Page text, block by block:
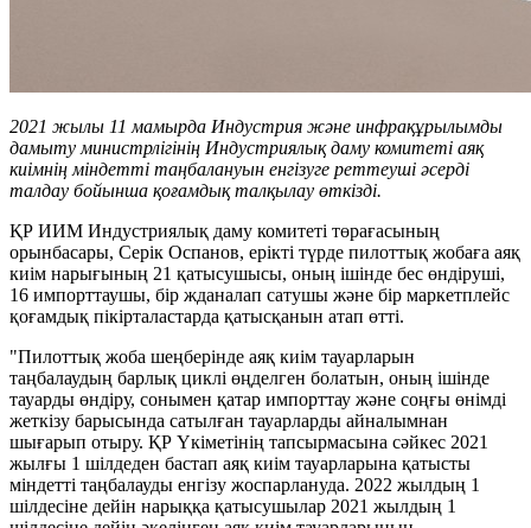
2021 жылы 11 мамырда Индустрия және инфрақұрылымды
дамыту министрлігінің Индустриялық даму комитеті аяқ
киімнің міндетті таңбалануын енгізуге реттеуші әсерді
талдау бойынша қоғамдық талқылау өткізді.
ҚР ИИМ Индустриялық даму комитеті төрағасының
орынбасары, Серік Оспанов, ерікті түрде пилоттық жобаға аяқ
киім нарығының 21 қатысушысы, оның ішінде бес өндіруші,
16 импорттаушы, бір жданалап сатушы және бір маркетплейс
қоғамдық пікірталастарда қатысқанын атап өтті.
"Пилоттық жоба шеңберінде аяқ киім тауарларын
таңбалаудың барлық циклі өңделген болатын, оның ішінде
тауарды өндіру, сонымен қатар импорттау және соңғы өнімді
жеткізу барысында сатылған тауарларды айналымнан
шығарып отыру. ҚР Үкіметінің тапсырмасына сәйкес 2021
жылғы 1 шілдеден бастап аяқ киім тауарларына қатысты
міндетті таңбалауды енгізу жоспарлануда. 2022 жылдың 1
шілдесіне дейін нарыққа қатысушылар 2021 жылдың 1